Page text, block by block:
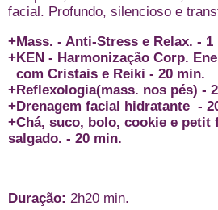
facial. Profundo, silencioso e
+Mass. - Anti-Stress e Relax. - 1
+KEN - Harmonização Corp.
com Cristais e Reiki - 20 min.
+Reflexologia(mass. nos pés) -
+Drenagem facial hidratante -
+Chá, suco, bolo, cookie e petit
salgado. - 20 min.
Duração: 2h20 min.